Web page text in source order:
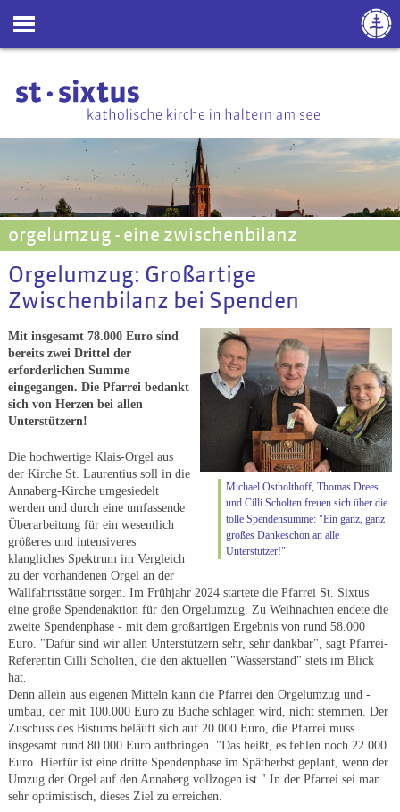
orgelumzug - eine zwischenbilanz
Orgelumzug: Großartige
Zwischenbilanz bei Spenden
Michael Ostholthoff, Thomas Drees
und Cilli Scholten freuen sich über die
tolle Spendensumme: "Ein ganz, ganz
großes Dankeschön an alle
Unterstützer!"
Mit insgesamt 78.000 Euro sind
bereits zwei Drittel der
erforderlichen Summe
eingegangen. Die Pfarrei bedankt
sich von Herzen bei allen
Unterstützern!
Die hochwertige Klais-Orgel aus
der Kirche St. Laurentius soll in die
Annaberg-Kirche umgesiedelt
werden und durch eine umfassende
Überarbeitung für ein wesentlich
größeres und intensiveres
klangliches Spektrum im Vergleich
zu der vorhandenen Orgel an der
Wallfahrtsstätte sorgen. Im Frühjahr 2024 startete die Pfarrei St. Sixtus
eine große Spendenaktion für den Orgelumzug. Zu Weihnachten endete die
zweite Spendenphase - mit dem großartigen Ergebnis von rund 58.000
Euro. "Dafür sind wir allen Unterstützern sehr, sehr dankbar", sagt Pfarrei-
Referentin Cilli Scholten, die den aktuellen "Wasserstand" stets im Blick
hat.
Denn allein aus eigenen Mitteln kann die Pfarrei den Orgelumzug und -
umbau, der mit 100.000 Euro zu Buche schlagen wird, nicht stemmen. Der
Zuschuss des Bistums beläuft sich auf 20.000 Euro, die Pfarrei muss
insgesamt rund 80.000 Euro aufbringen. "Das heißt, es fehlen noch 22.000
Euro. Hierfür ist eine dritte Spendenphase im Spätherbst geplant, wenn der
Umzug der Orgel auf den Annaberg vollzogen ist." In der Pfarrei sei man
sehr optimistisch, dieses Ziel zu erreichen.